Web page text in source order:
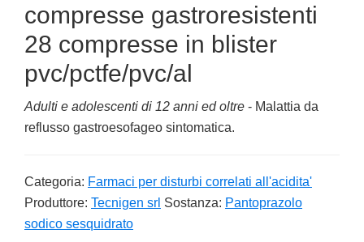
compresse gastroresistenti
28 compresse in blister
pvc/pctfe/pvc/al
Adulti e adolescenti di 12 anni ed oltre - Malattia da
reflusso gastroesofageo sintomatica.
Categoria: Farmaci per disturbi correlati all'acidita'
Produttore: Tecnigen srl Sostanza: Pantoprazolo
sodico sesquidrato